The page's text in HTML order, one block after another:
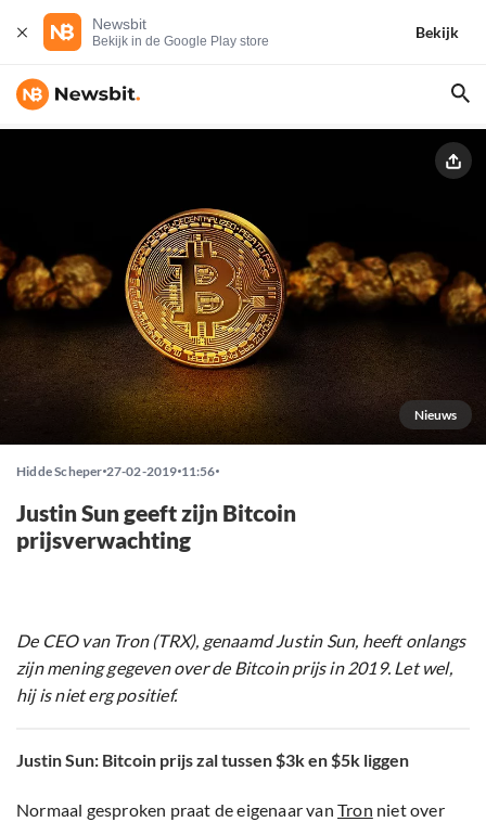
Newsbit
Bekijk in de Google Play store
Bekijk
Nieuws
Hidde Scheper 27-02-2019 11:56
Justin Sun geeft zijn Bitcoin
prijsverwachting
De CEO van Tron (TRX), genaamd Justin Sun, heeft onlangs
zijn mening gegeven over de Bitcoin prijs in 2019. Let wel,
hij is niet erg positief.
Justin Sun: Bitcoin prijs zal tussen $3k en $5k liggen
Normaal gesproken praat de eigenaar van Tron niet over